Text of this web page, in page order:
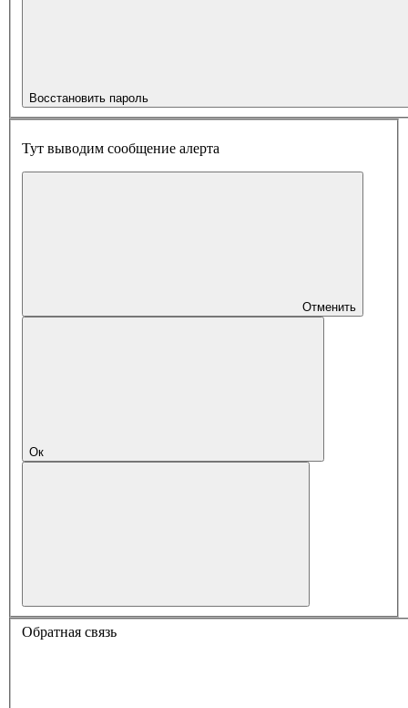
Восстановить пароль
Тут выводим сообщение алерта
Отменить
Ок
Обратная связь